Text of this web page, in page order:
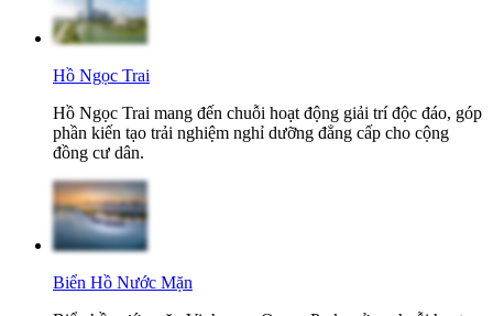
Hồ Ngọc Trai
Hồ Ngọc Trai mang đến chuỗi hoạt động giải trí độc đáo, góp
phần kiến tạo trải nghiệm nghỉ dưỡng đẳng cấp cho cộng
đồng cư dân.
Biển Hồ Nước Mặn